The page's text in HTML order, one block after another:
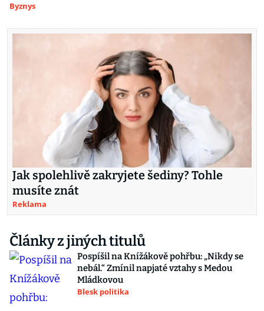
Byznys
Jak spolehlivě zakryjete šediny? Tohle
musíte znát
Reklama
Články z jiných titulů
Pospíšil na Knížákově pohřbu: „Nikdy se
nebál.“ Zmínil napjaté vztahy s Medou
Mládkovou
Blesk politika